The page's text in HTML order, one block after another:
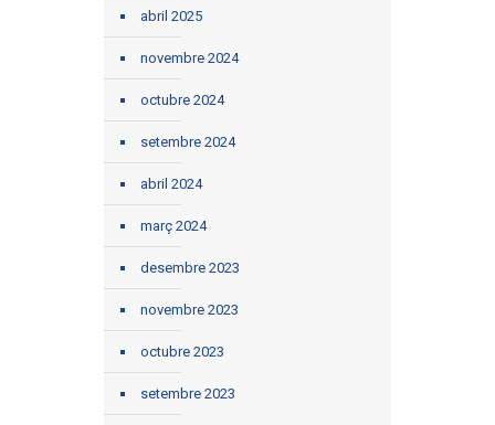
abril 2025
novembre 2024
octubre 2024
setembre 2024
abril 2024
març 2024
desembre 2023
novembre 2023
octubre 2023
setembre 2023